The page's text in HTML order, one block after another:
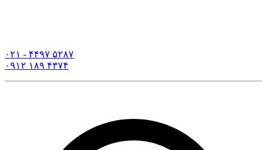
۰۲۱ - ۴۴۹۷ ۵۲۸۷
۰۹۱۲ ۱۸۹ ۴۳۷۴